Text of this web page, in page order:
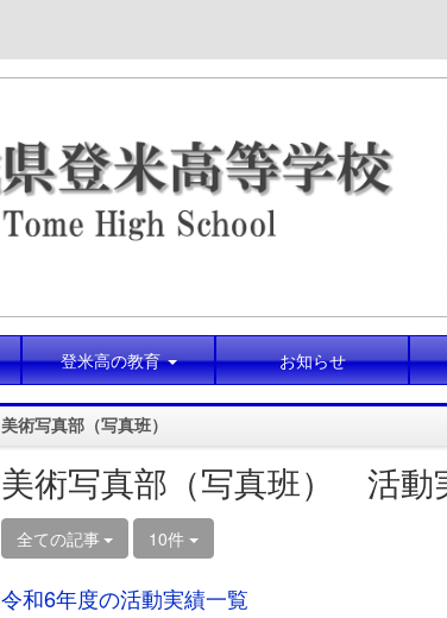
登米高の教育 お知らせ
美術写真部（写真班）
美術写真部（写真班） 活動
全ての記事 10件
令和6年度の活動実績一覧